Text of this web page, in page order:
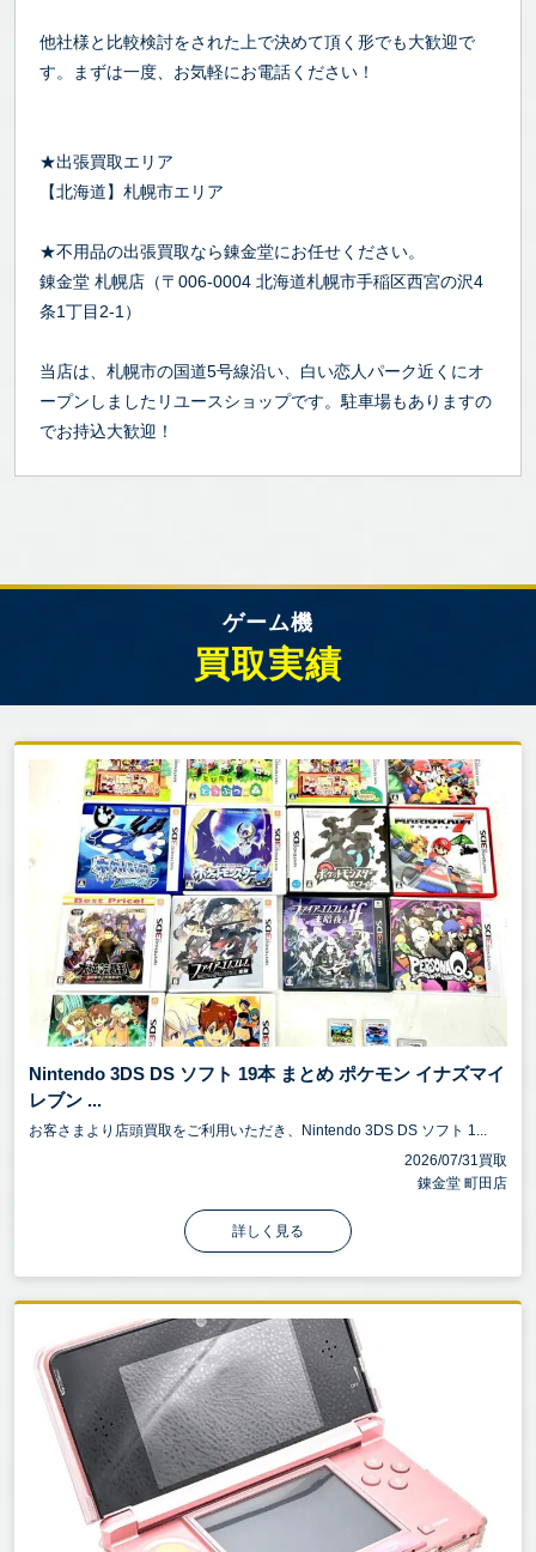
他社様と比較検討をされた上で決めて頂く形でも大歓迎で
す。まずは一度、お気軽にお電話ください！
★出張買取エリア
【北海道】札幌市エリア
★不用品の出張買取なら錬金堂にお任せください。
錬金堂 札幌店（〒006-0004 北海道札幌市手稲区西宮の沢4
条1丁目2-1）
当店は、札幌市の国道5号線沿い、白い恋人パーク近くにオ
ープンしましたリユースショップです。駐車場もありますの
でお持込大歓迎！
ゲーム機
買取実績
Nintendo 3DS DS ソフト 19本 まとめ ポケモン イナズマイ
レブン ...
お客さまより店頭買取をご利用いただき、Nintendo 3DS DS ソフト 1...
2026/07/31買取
錬金堂 町田店
詳しく見る